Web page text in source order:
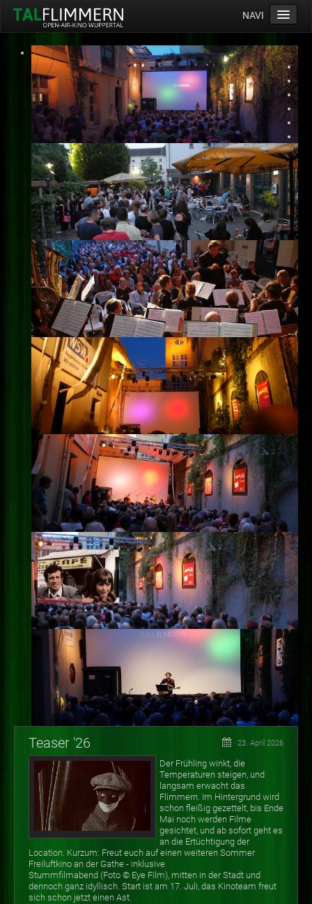
NAVI
Home
Programm
Service
Ticketinfos
Ort
Anreise
Wetter
Kinogutschein
Konzept
Archiv
Kontakt
Impressum
Datenschutz
Teaser '26 23. April 2026
Der Frühling winkt, die
Temperaturen steigen, und
langsam erwacht das
Flimmern. Im Hintergrund wird
schon fleißig gezettelt, bis Ende
Mai noch werden Filme
gesichtet, und ab sofort geht es
an die Ertüchtigung der
Location. Kurzum: Freut euch auf einen weiteren Sommer
Freiluftkino an der Gathe - inklusive
Stummfilmabend (Foto © Eye Film), mitten in der Stadt und
dennoch ganz idyllisch. Start ist am 17. Juli, das Kinoteam freut
sich schon jetzt einen Ast.